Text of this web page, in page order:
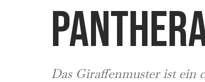
Das Giraffenmuster ist ein